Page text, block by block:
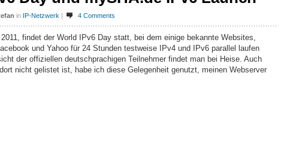
in IP-Netzwerk | 4 Comments
findet der World IPv6 Day statt, bei dem einige bekannte Websites,
und Yahoo für 24 Stunden testweise IPv4 und IPv6 parallel laufen
der offiziellen deutschprachigen Teilnehmer findet man bei Heise. Auch
nicht gelistet ist, habe ich diese Gelegenheit genutzt, meinen Webserver